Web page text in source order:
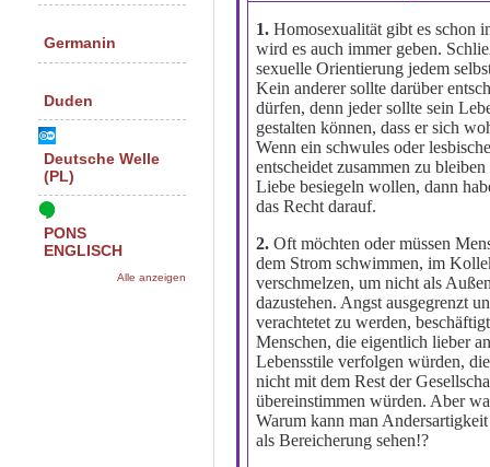
1. Homosexualität gibt es schon
wird es auch immer geben.
sexuelle Orientierung jedem
Kein anderer sollte darüber
dürfen, denn jeder sollte sein
gestalten können, dass er sich
Wenn ein schwules oder
entscheidet zusammen zu
Liebe besiegeln wollen, dann
das Recht darauf.
2. Oft möchten oder müssen
dem Strom schwimmen, im
verschmelzen, um nicht als
dazustehen. Angst ausgegrenzt
verachtetet zu werden,
Menschen, die eigentlich lieber
Lebensstile verfolgen würden,
nicht mit dem Rest der
übereinstimmen würden. Aber
Warum kann man
als Bereicherung sehen!?
Germanin
Duden
Deutsche Welle
(PL)
PONS
ENGLISCH
Alle anzeigen